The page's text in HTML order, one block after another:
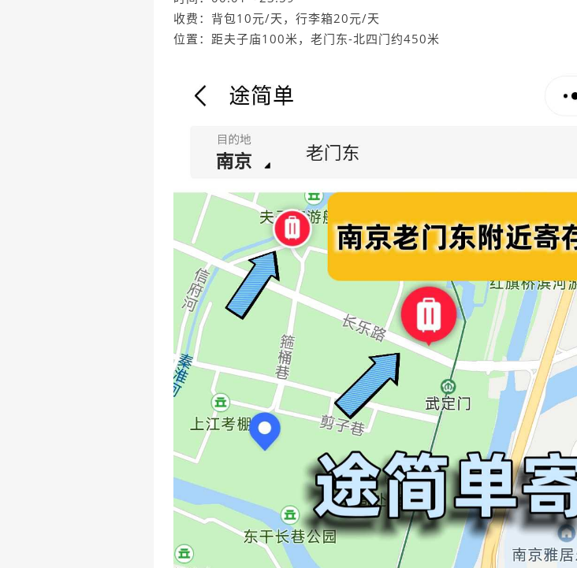
收费：背包10元/天，行李箱20元/天
位置：距夫子庙100米，老门东-北四门约450米